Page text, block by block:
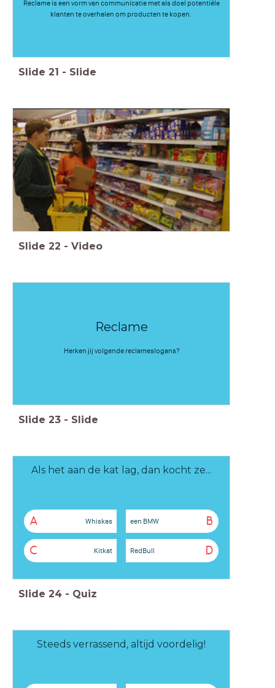
Reclame is een vorm van communicatie met als doel potentiële
klanten te overhalen om producten te kopen.
Slide 21 - Slide
Slide 22 - Video
Reclame
Herken jij volgende reclameslogans?
Slide 23 - Slide
Als het aan de kat lag, dan kocht ze...
A Whiskas B
een BMW
C Kitkat D
RedBull
Slide 24 - Quiz
Steeds verrassend, altijd voordelig!